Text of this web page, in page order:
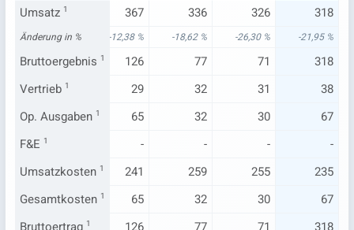
Umsatz 1407 367 336 326 318
Änderung in %
4,70 % -12,38 % -18,62 % -26,30 % -21,95 %
Bruttoergebnis 1
147 126 77 71
318
Vertrieb 1 29 32 31
38
Op. Ausgaben 1
62 65 32 30
67
F&E 1 - - -
-
Umsatzkosten 1
260 241 259 255
235
Gesamtkosten 1
62 65 32 30
67
1